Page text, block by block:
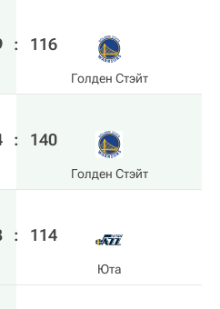
: 116
Голден Стэйт
: 140
Голден Стэйт
: 114
Юта